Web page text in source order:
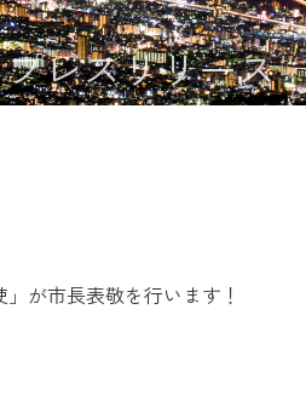
レスリリース
が市長表敬を行います！